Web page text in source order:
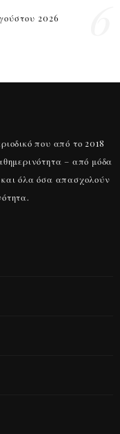
2026
που από το 2018
– από μόδα
και όλα όσα απασχολούν